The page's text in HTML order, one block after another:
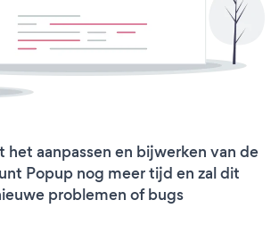
het aanpassen en bijwerken van de
Popup nog meer tijd en zal dit
problemen of bugs